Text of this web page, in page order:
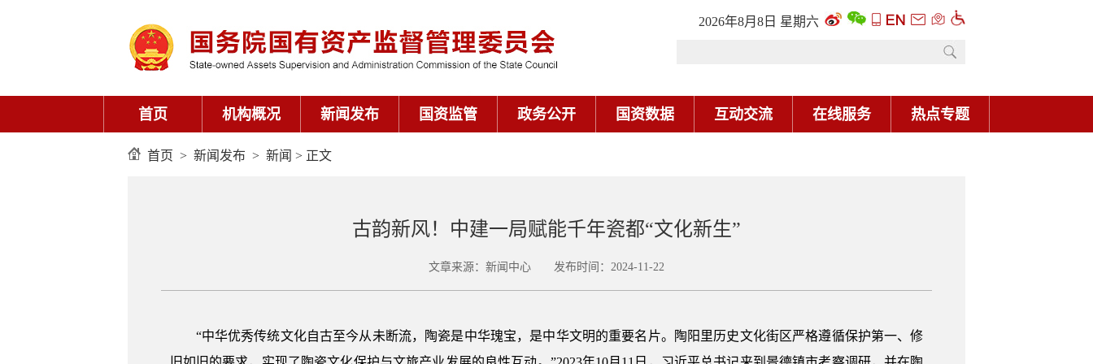
2026年8月8日 星期六
首页 机构概况 新闻发布 国资监管 政务公开 国资数据 互动交流 在线服务 热点专题
首页 > 新闻发布 > 新闻 > 正文
古韵新风！中建一局赋能千年瓷都“文化新生”
文章来源：新闻中心 发布时间：2024-11-22
“中华优秀传统文化自古至今从未断流，陶瓷是中华瑰宝，是中华文明的重要名片。陶阳里历史文化街区严格遵循保护第一、修